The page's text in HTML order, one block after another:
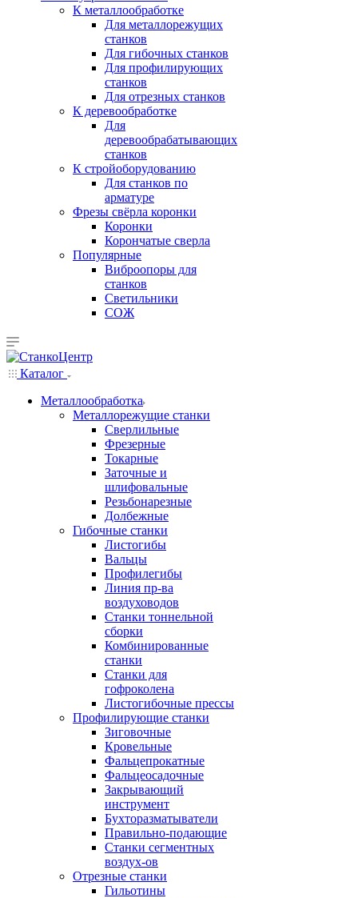
К металлообработке
Для металлорежущих
станков
Для гибочных станков
Для профилирующих
станков
Для отрезных станков
К деревообработке
Для
деревообрабатывающих
станков
К стройоборудованию
Для станков по
арматуре
Фрезы свёрла коронки
Коронки
Корончатые сверла
Популярные
Виброопоры для
станков
Светильники
СОЖ
Каталог
Металлообработка
Металлорежущие станки
Сверлильные
Фрезерные
Токарные
Заточные и
шлифовальные
Резьбонарезные
Долбежные
Гибочные станки
Листогибы
Вальцы
Профилегибы
Линия пр-ва
воздуховодов
Станки тоннельной
сборки
Комбинированные
станки
Станки для
гофроколена
Листогибочные прессы
Профилирующие станки
Зиговочные
Кровельные
Фальцепрокатные
Фальцеосадочные
Закрывающий
инструмент
Бухторазматыватели
Правильно-подающие
Станки сегментных
воздух-ов
Отрезные станки
Гильотины